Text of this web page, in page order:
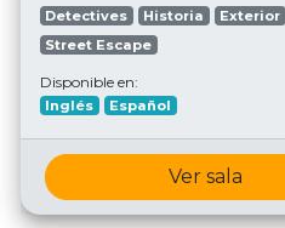
Detectives
Historia
Exterior
Street Escape
Disponible en:
Inglés Español
Ver sala